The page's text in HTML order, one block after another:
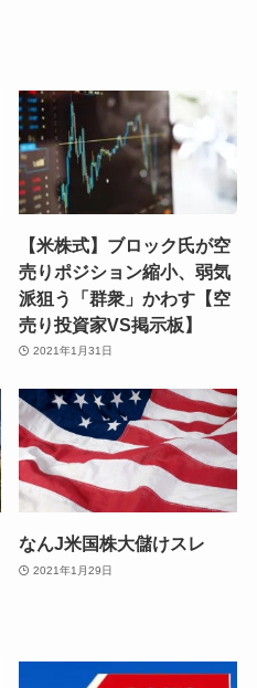
【米株式】ブロック氏が空
売りポジション縮小、弱気
派狙う「群衆」かわす【空
売り投資家VS掲示板】
2021年1月31日
なんJ米国株大儲けスレ
2021年1月29日